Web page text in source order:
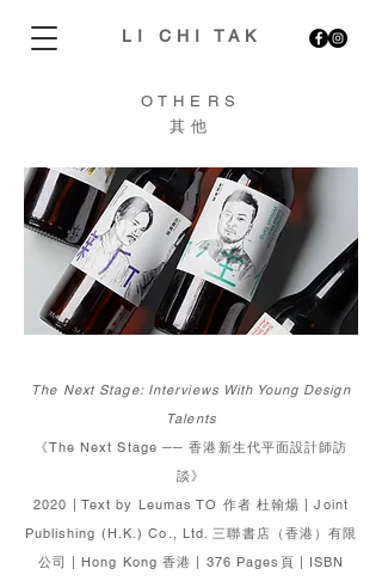
LI CHI TAK
OTHERS
​其他
The Next Stage: Interviews With Young Design
Talents
《The Next Stage ── 香港新生代平面設計師訪
談》
2020 | Text by Leumas TO 作者 杜翰煬 | Joint
Publishing (H.K.) Co., Ltd. 三聯書店（香港）有限
公司 | Hong Kong 香港 | 376 Pages頁 | ISBN